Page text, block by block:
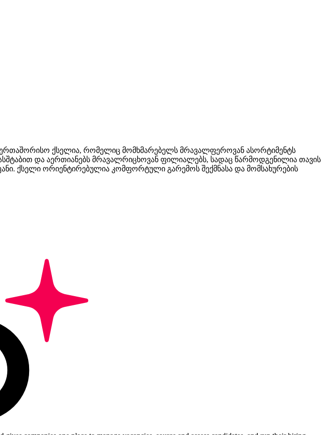
ქსელია, რომელიც მომხმარებელს მრავალფეროვან ასორტიმენტს
და აერთიანებს მრავალრიცხოვან ფილიალებს, სადაც წარმოდგენილია თავის
ქსელი ორიენტირებულია კომფორტული გარემოს შექმნასა და მომსახურების